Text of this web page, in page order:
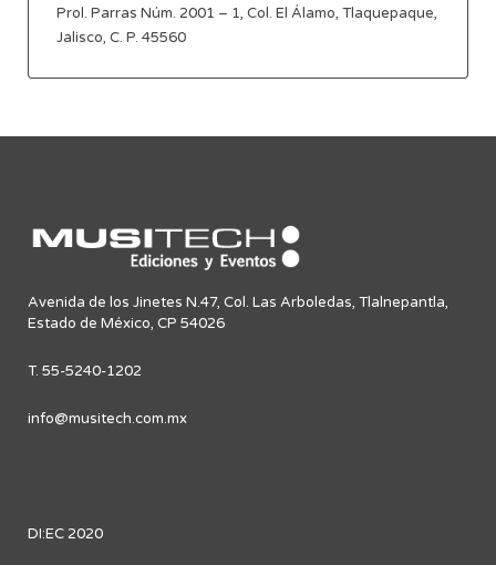
Prol. Parras Núm. 2001 – 1, Col. El Álamo, Tlaquepaque,
Jalisco, C. P. 45560
Avenida de los Jinetes N.47, Col. Las Arboledas, Tlalnepantla,
Estado de México, CP 54026
T. 55-5240-1202
info@musitech.com.mx
DI:EC 2020